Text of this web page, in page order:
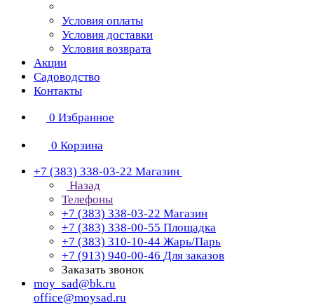
Условия оплаты
Условия доставки
Условия возврата
Акции
Садоводство
Контакты
0 Избранное
0 Корзина
+7 (383) 338-03-22 Магазин
Назад
Телефоны
+7 (383) 338-03-22 Магазин
+7 (383) 338-00-55 Площадка
+7 (383) 310-10-44 Жарь/Парь
+7 (913) 940-00-46 Для заказов
Заказать звонок
moy_sad@bk.ru
office@moysad.ru